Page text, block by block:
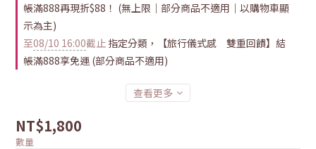
帳滿888再現折$88！ (無上限｜部分商品不適用｜以購物車顯
示為主)
至08/10 16:00截止 指定分類，【旅行儀式感 雙重回饋】結
帳滿888享免運 (部分商品不適用)
查看更多
NT$1,800
數量